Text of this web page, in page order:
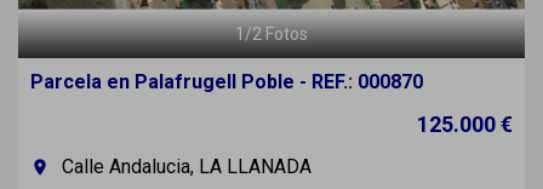
1/2Fotos
Parcela en Palafrugell Poble - REF.: 000870
125.000 €
room
Calle Andalucia, LA LLANADA